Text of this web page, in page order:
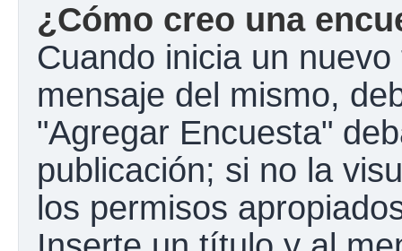
¿Cómo creo una
Cuando inicia un
mensaje del mismo,
"Agregar Encuesta"
publicación; si no la
los permisos